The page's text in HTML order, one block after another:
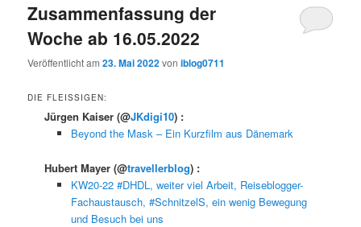
Zusammenfassung der
Woche ab 16.05.2022
Veröffentlicht am23. Mai 2022voniblog0711
DIE FLEISSIGEN:
Jürgen Kaiser(@JKdigi10) :
Beyond the Mask – Ein Kurzfilm aus Dänemark
Hubert Mayer(@travellerblog) :
KW20-22 #DHDL, weiter viel Arbeit, Reiseblogger-
Fachaustausch, #SchnitzelS, ein wenig Bewegung
und Besuch bei uns